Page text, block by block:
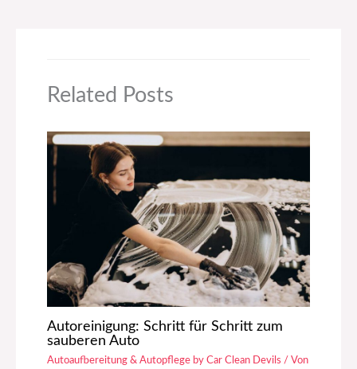
Related Posts
Autoreinigung: Schritt für Schritt zum
sauberen Auto
Autoaufbereitung & Autopflege by Car Clean Devils / Von